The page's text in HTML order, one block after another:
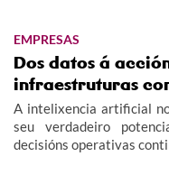
EMPRESAS
Dos datos á
infraestruturas
A intelixencia artificial
seu verdadeiro
decisións operativas